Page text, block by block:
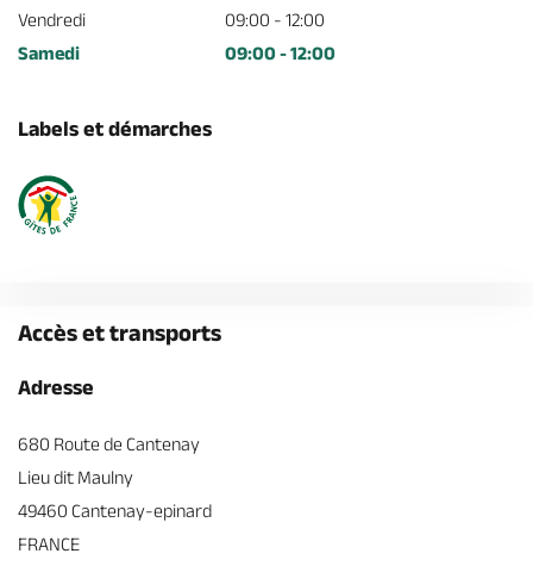
Vendredi
09:00 - 12:00
Samedi
09:00 - 12:00
Labels et démarches
Accès et transports
Adresse
680 Route de Cantenay
Lieu dit Maulny
49460 Cantenay-epinard
FRANCE